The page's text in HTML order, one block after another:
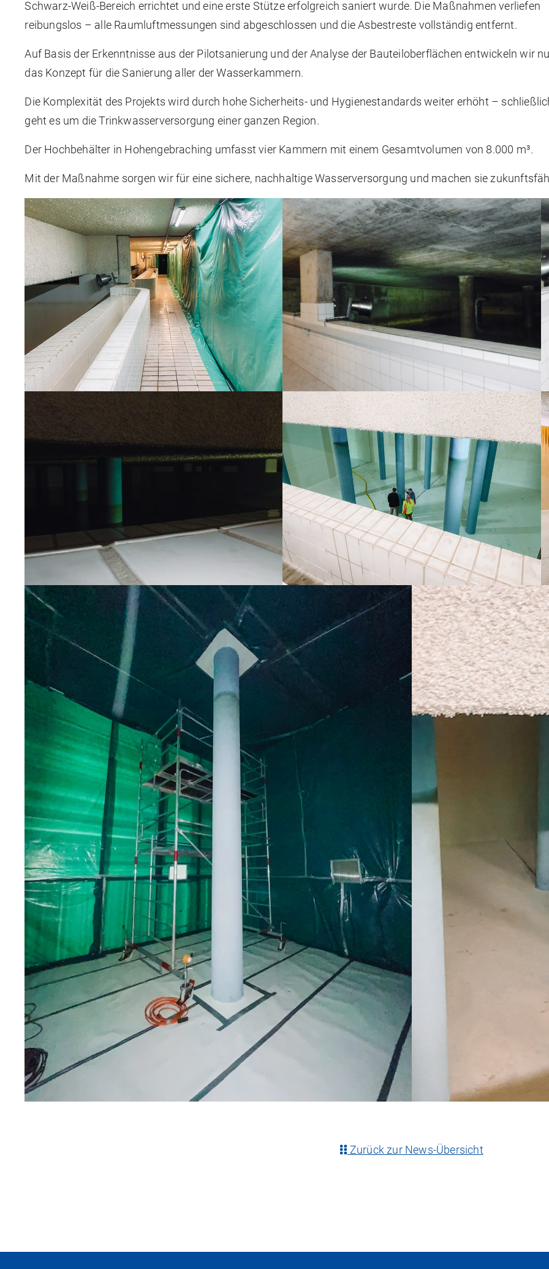
Schwarz-Weiß-Bereich errichtet und eine erste Stütze erfolgreich saniert wurde. Die Maßnahmen verliefen
reibungslos – alle Raumluftmessungen sind abgeschlossen und die Asbestreste vollständig entfernt.
Auf Basis der Erkenntnisse aus der Pilotsanierung und der Analyse der Bauteiloberflächen entwickeln wir
das Konzept für die Sanierung aller der Wasserkammern.
Die Komplexität des Projekts wird durch hohe Sicherheits- und Hygienestandards weiter erhöht –
geht es um die Trinkwasserversorgung einer ganzen Region.
Der Hochbehälter in Hohengebraching umfasst vier Kammern mit einem Gesamtvolumen von 8.000 m³.
Mit der Maßnahme sorgen wir für eine sichere, nachhaltige Wasserversorgung und machen sie
Zurück zur News-Übersicht